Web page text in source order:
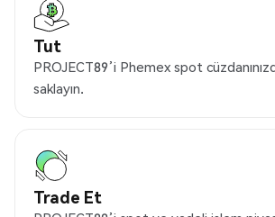
Tut
PROJECT89’i Phemex spot
saklayın.
Trade Et